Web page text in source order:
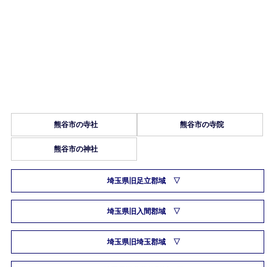
熊谷市の寺社 熊谷市の寺院
熊谷市の神社
埼玉県旧足立郡域
埼玉県旧入間郡域
埼玉県旧埼玉郡域